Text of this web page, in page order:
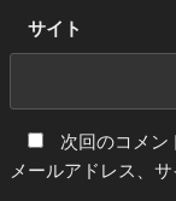
サイト
次回のコメン
メールアドレス、サ